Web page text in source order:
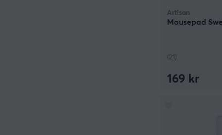
Artisan
Mousepad
(21)
169 kr